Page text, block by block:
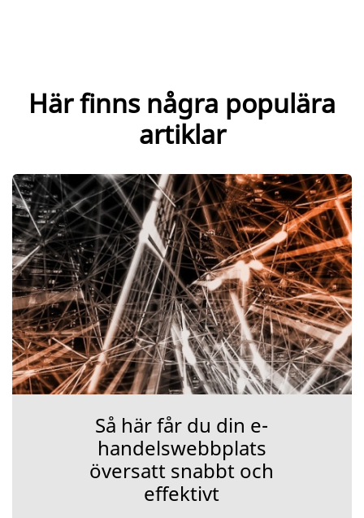
Här finns några populära
artiklar
Så här får du din e-
handelswebbplats
översatt snabbt och
effektivt